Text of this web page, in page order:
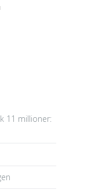
11 millioner: